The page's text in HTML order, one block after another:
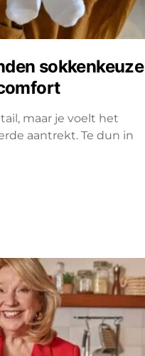
sokkenkeuze
maar je voelt het
aantrekt. Te dun in